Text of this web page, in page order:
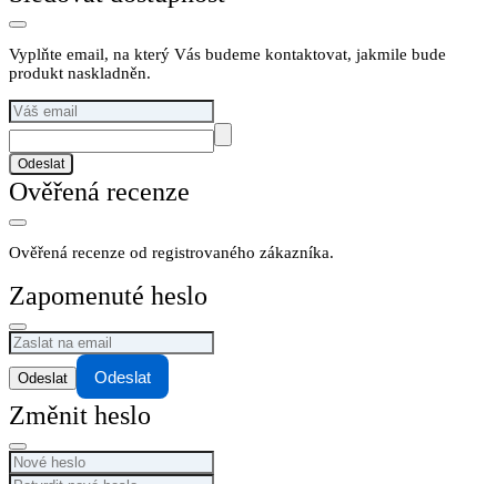
Vyplňte email, na který Vás budeme kontaktovat, jakmile bude
produkt naskladněn.
Odeslat
Ověřená recenze
Ověřená recenze od registrovaného zákazníka.
Zapomenuté heslo
Odeslat
Změnit heslo